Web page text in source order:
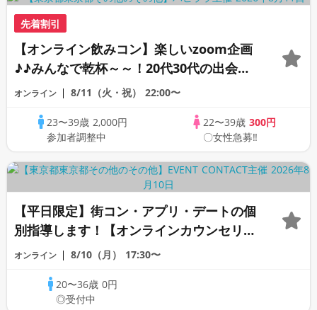
先着割引
【オンライン飲みコン】楽しいzoom企画
♪♪みんなで乾杯～～！20代30代の出会い
応援♪♪リモートパーティー♪♪友達作りか
う♪☆全国の方が対象☆司会進行あり♪♪♪
オンライン 8/11（火・祝） 22:00〜
23〜39歳 2,000円
参加者調整中
22〜39歳 300円
〇女性急募‼
【平日限定】街コン・アプリ・デートの個
別指導します！【オンラインカウンセリン
グ】《芹沢カウンセラー》
オンライン 8/10（月） 17:30〜
20〜36歳0円
◎受付中